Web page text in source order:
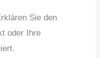
Sie den
oder Ihre